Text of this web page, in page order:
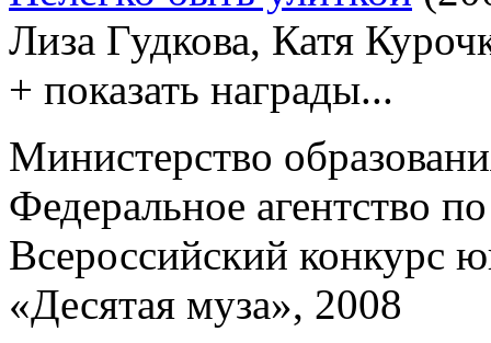
Лиза Гудкова, Катя
+ показать награды...
Министерство
Федеральное агентство
Всероссийский конкурс
«Десятая муза», 2008